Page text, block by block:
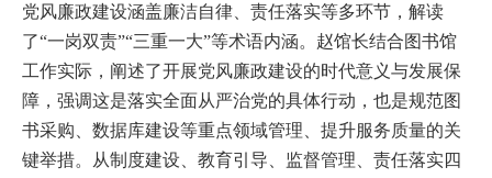
党风廉政建设涵盖廉洁自律、责任落实等多环节，解读
了“一岗双责”“三重一大”等术语内涵。赵馆长结合图书馆
工作实际，阐述了开展党风廉政建设的时代意义与发展保
障，强调这是落实全面从严治党的具体行动，也是规范图
书采购、数据库建设等重点领域管理、提升服务质量的关
键举措。从制度建设、教育引导、监督管理、责任落实四